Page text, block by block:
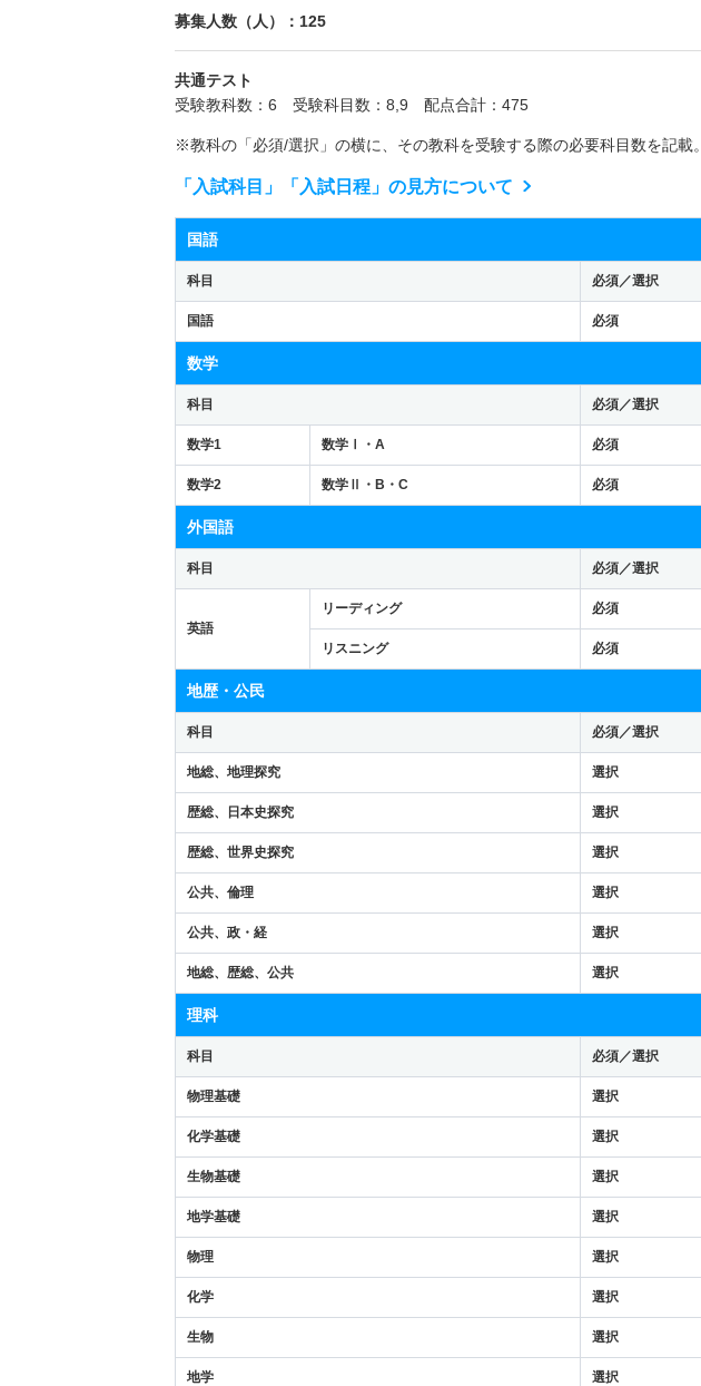
募集人数（人）：125
共通テスト
受験教科数：6 受験科目数：8,9 配点合計：475
※教科の「必須/選択」の横に、その教科を受験する際の必要科目数を記載。
「入試科目」「入試日程」の見方について
国語
科目 必須／選択
国語 必須
数学
科目 必須／選択
数学1 数学Ⅰ・A
必須
数学2
数学Ⅱ・B・C 必須
外国語
科目 必須／選択
英語
リーディング 必須
リスニング
必須
地歴・公民
科目 必須／選択
地総、地理探究 選択
歴総、日本史探究 選択
歴総、世界史探究 選択
公共、倫理 選択
公共、政・経 選択
地総、歴総、公共 選択
理科
科目 必須／選択
物理基礎 選択
化学基礎 選択
生物基礎 選択
地学基礎 選択
物理 選択
化学 選択
生物 選択
地学 選択